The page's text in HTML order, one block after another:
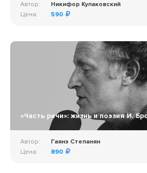
Автор:
Никифор Кулаковский
Цена:
590
«Часть речи»: жизнь и поэзия И.
Автор:
Гаянэ Степанян
Цена:
890